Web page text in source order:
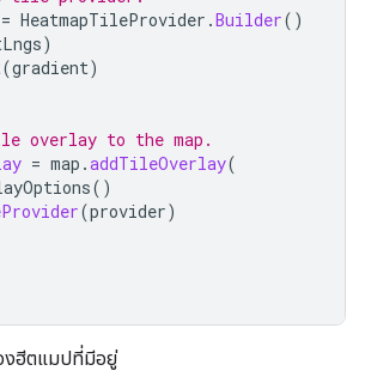
= HeatmapTileProvider .Builder()
)
(gradient)
overlay to the map.
= map .addTileOverlay(
()
(provider)
งฮีตแมปที่มีอยู่